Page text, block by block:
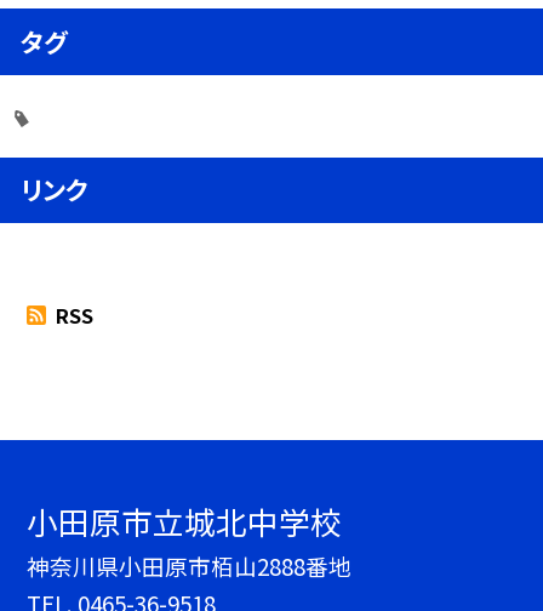
タグ
リンク
RSS
小田原市立城北中学校
神奈川県小田原市栢山2888番地
TEL. 0465-36-9518